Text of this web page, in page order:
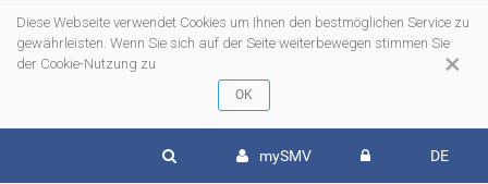
×
Diese Webseite verwendet Cookies um Ihnen den bestmöglichen Service zu
gewährleisten. Wenn Sie sich auf der Seite weiterbewegen stimmen Sie
der Cookie-Nutzung zu
mySMV DE